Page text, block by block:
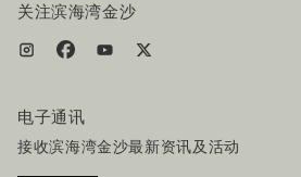
关注滨海湾金沙
电子通讯
接收滨海湾金沙最新资讯及活动